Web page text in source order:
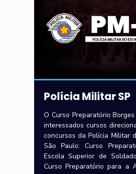
Polícia Militar SP
O Curso Preparatório
interessados cursos
concursos da Polícia Militar
São Paulo: Curso
Escola Superior de
Curso Preparatório para a